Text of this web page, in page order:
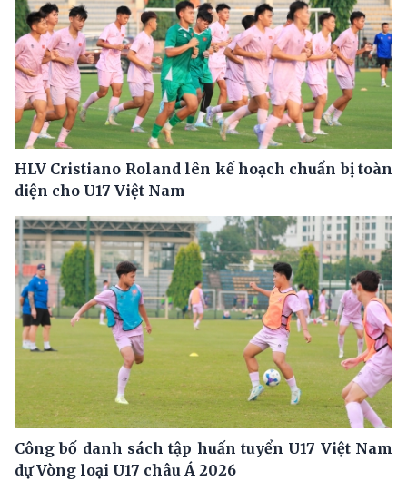
HLV Cristiano Roland lên kế hoạch chuẩn bị toàn
diện cho U17 Việt Nam
Công bố danh sách tập huấn tuyển U17 Việt Nam
dự Vòng loại U17 châu Á 2026